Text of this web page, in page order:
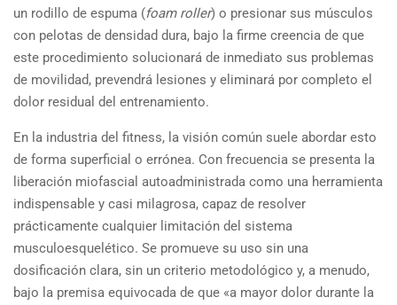
un rodillo de espuma (foam roller) o presionar sus músculos
con pelotas de densidad dura, bajo la firme creencia de que
este procedimiento solucionará de inmediato sus problemas
de movilidad, prevendrá lesiones y eliminará por completo el
dolor residual del entrenamiento.
En la industria del fitness, la visión común suele abordar esto
de forma superficial o errónea. Con frecuencia se presenta la
liberación miofascial autoadministrada como una herramienta
indispensable y casi milagrosa, capaz de resolver
prácticamente cualquier limitación del sistema
musculoesquelético. Se promueve su uso sin una
dosificación clara, sin un criterio metodológico y, a menudo,
bajo la premisa equivocada de que «a mayor dolor durante la